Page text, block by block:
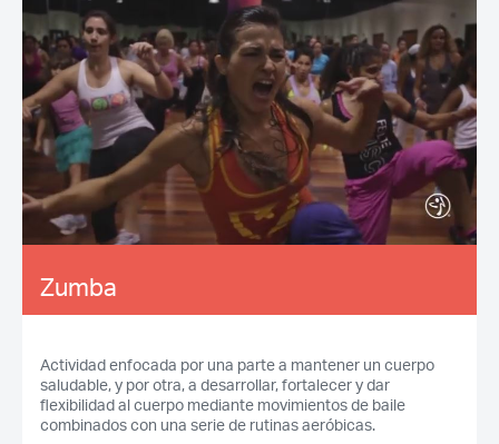
Zumba
Actividad enfocada por una parte a mantener un cuerpo
saludable, y por otra, a desarrollar, fortalecer y dar
flexibilidad al cuerpo mediante movimientos de baile
combinados con una serie de rutinas aeróbicas.